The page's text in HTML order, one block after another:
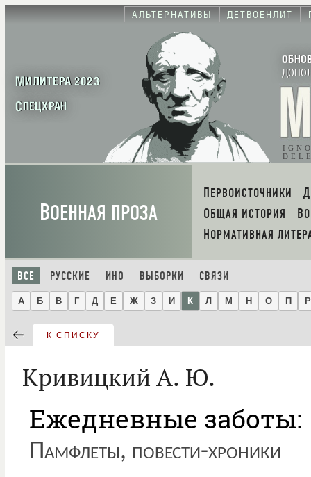
АЛЬТЕРНАТИВЫ ДЕТВОЕНЛИТ
МИЛИТЕРА 2023
СПЕЦХРАН
ВОЕННАЯ ПРОЗА
ПЕРВОИСТОЧНИКИ
ОБЩАЯ ИСТОРИЯ
НОРМАТИВНАЯ
ВСЕ РУССКИЕ ИНО ВЫБОРКИ СВЯЗИ
А Б В Г Д Е Ж З И К Л М Н О П Р
К СПИСКУ
Кривицкий А. Ю.
Ежедневные заботы:
Памфлеты, повести-хроники